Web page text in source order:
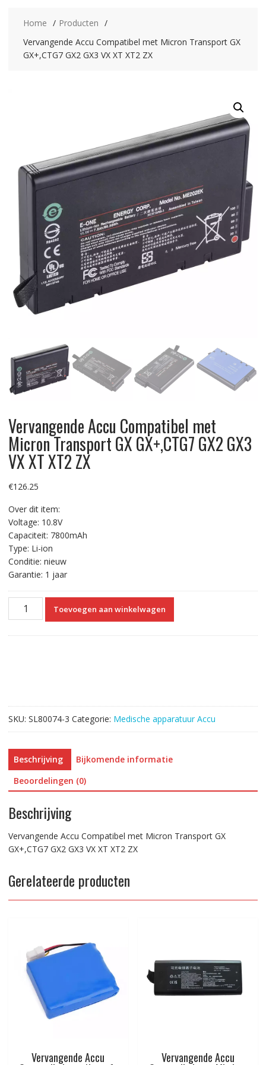
Home
Producten
Vervangende Accu Compatibel met Micron Transport GX
GX+,CTG7 GX2 GX3 VX XT XT2 ZX
Vervangende Accu Compatibel met
Micron Transport GX GX+,CTG7 GX2 GX3
VX XT XT2 ZX
€126.25
Over dit item:
Voltage: 10.8V
Capaciteit: 7800mAh
Type: Li-ion
Conditie: nieuw
Garantie: 1 jaar
Vervangende
Accu
GX2
GX3
VX
XT
XT2
ZX
aantal
Toevoegen aan winkelwagen
SKU: SL80074-3 Categorie: Medische apparatuur Accu
Beschrijving
Bijkomende informatie
Beoordelingen (0)
Beschrijving
Vervangende Accu Compatibel met Micron Transport GX
GX+,CTG7 GX2 GX3 VX XT XT2 ZX
Gerelateerde producten
Vervangende Accu Vervangende Accu